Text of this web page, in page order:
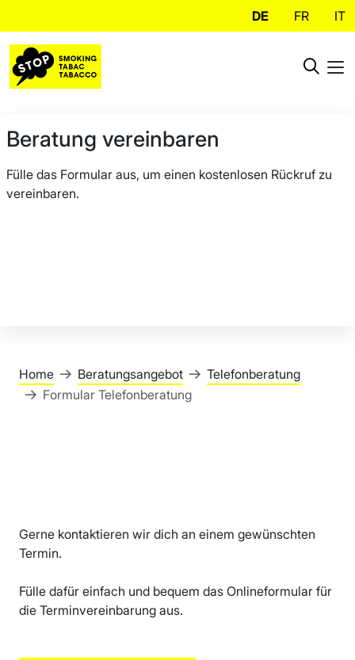
DE FR IT
Beratung vereinbaren
Fülle das Formular aus, um einen kostenlosen Rückruf zu
vereinbaren.
Home Beratungsangebot
Telefonberatung
Formular Telefonberatung
Gerne kontaktieren wir dich an einem gewünschten
Termin.
Fülle dafür einfach und bequem das Onlineformular für
die Terminvereinbarung aus.